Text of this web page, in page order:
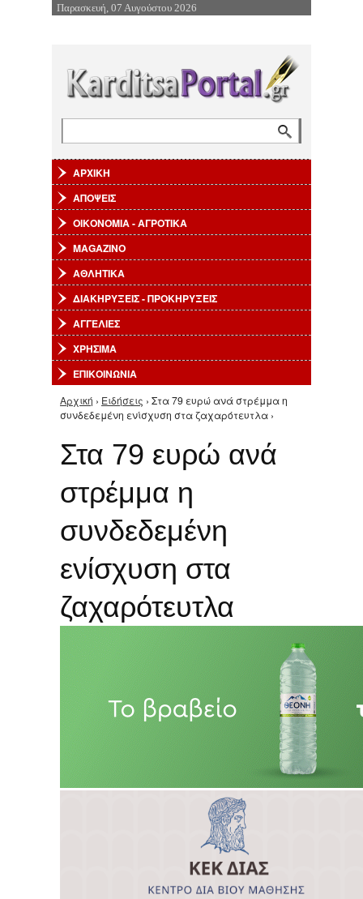
Επιστροφή στην Πλοήγηση
Παρασκευή, 07 Αυγούστου 2026
ΑΡΧΙΚΗ
ΑΠΟΨΕΙΣ
ΟΙΚΟΝΟΜΙΑ - ΑΓΡΟΤΙΚΑ
MAGAZINO
ΑΘΛΗΤΙΚΑ
ΔΙΑΚΗΡΥΞΕΙΣ - ΠΡΟΚΗΡΥΞΕΙΣ
ΑΓΓΕΛΙΕΣ
ΧΡΗΣΙΜΑ
ΕΠΙΚΟΙΝΩΝΙΑ
Είστε εδώ
Αρχική › Ειδήσεις › Στα 79 ευρώ ανά στρέμμα η
συνδεδεμένη ενίσχυση στα ζαχαρότευτλα ›
Στα 79 ευρώ ανά
στρέμμα η
συνδεδεμένη
ενίσχυση στα
ζαχαρότευτλα